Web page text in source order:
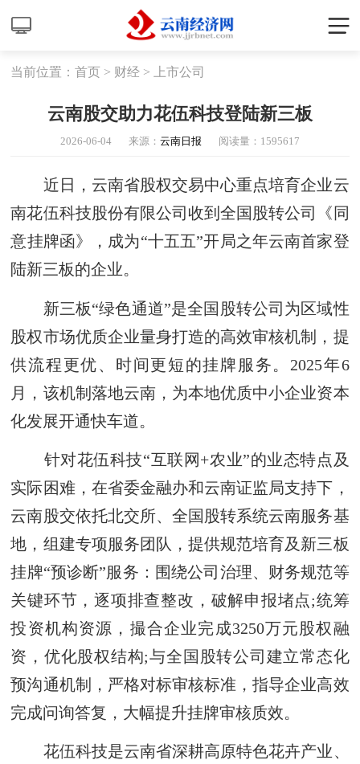
当前位置：首页 > 财经 > 上市公司
云南股交助力花伍科技登陆新三板
2026-06-04 来源： 云南日报 阅读量： 1595617
近日，云南省股权交易中心重点培育企业云
南花伍科技股份有限公司收到全国股转公司《同
意挂牌函》，成为“十五五”开局之年云南首家登
陆新三板的企业。
新三板“绿色通道”是全国股转公司为区域性
股权市场优质企业量身打造的高效审核机制，提
供流程更优、时间更短的挂牌服务。2025年6
月，该机制落地云南，为本地优质中小企业资本
化发展开通快车道。
针对花伍科技“互联网+农业”的业态特点及
实际困难，在省委金融办和云南证监局支持下，
云南股交依托北交所、全国股转系统云南服务基
地，组建专项服务团队，提供规范培育及新三板
挂牌“预诊断”服务：围绕公司治理、财务规范等
关键环节，逐项排查整改，破解申报堵点;统筹
投资机构资源，撮合企业完成3250万元股权融
资，优化股权结构;与全国股转公司建立常态化
预沟通机制，严格对标审核标准，指导企业高效
完成问询答复，大幅提升挂牌审核质效。
花伍科技是云南省深耕高原特色花卉产业、